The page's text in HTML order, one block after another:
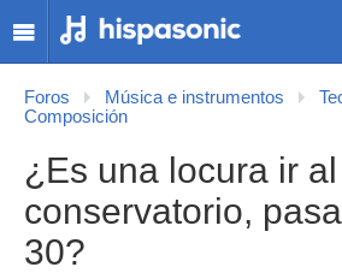
Foros Música e instrumentos
Composición
¿Es una locura ir al
conservatorio,
30?